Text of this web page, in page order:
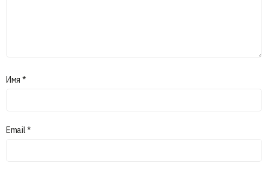
Имя *
Email*